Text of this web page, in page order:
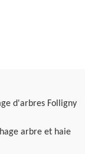
d'arbres Folligny
arbre et haie